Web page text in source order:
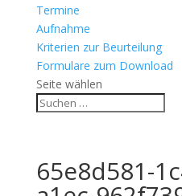
Termine
Aufnahme
Kriterien zur Beurteilung
Formulare zum Download
Seite wählen
65e8d581-